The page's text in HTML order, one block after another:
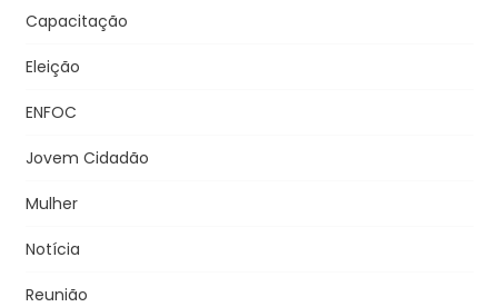
Capacitação
Eleição
ENFOC
Jovem Cidadão
Mulher
Notícia
Reunião